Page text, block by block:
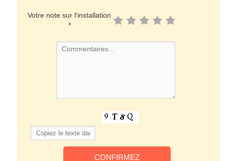
Votre note sur l'installation
*